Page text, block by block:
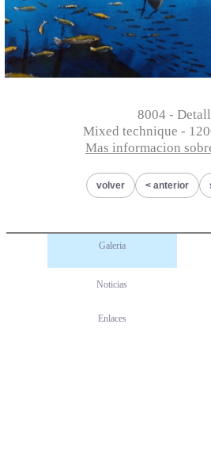
8004 -
Mixed technique -
Mas informacion
volver anterior
Galeria
Noticias
Enlaces